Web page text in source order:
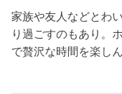
家族や友人などとわ
り過ごすのもあり。
で贅沢な時間を楽し